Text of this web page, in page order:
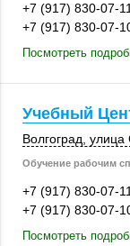
+7 (917) 830-07-11
+7 (917) 830-07-
Посмотреть
Учебный
Волгоград ,
Обучение рабочим
+7 (917) 830-07-11
+7 (917) 830-07-
Посмотреть